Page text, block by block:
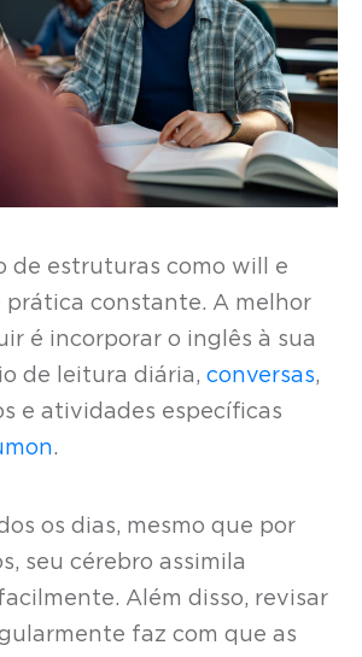
de estruturas como will e
prática constante. A melhor
é incorporar o inglês à sua
de leitura diária, conversas,
e atividades específicas
.
os dias, mesmo que por
seu cérebro assimila
Além disso, revisar
faz com que as